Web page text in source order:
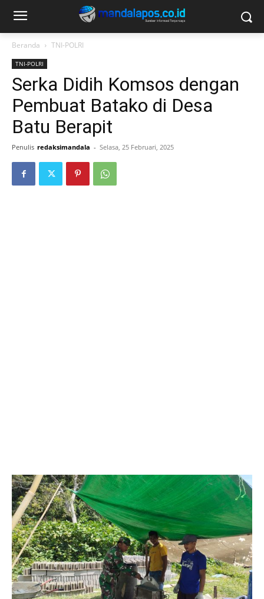
Beranda TNI-POLRI
TNI-POLRI
Serka Didih Komsos dengan
Pembuat Batako di Desa
Batu Berapit
Penulis redaksimandala - Selasa, 25 Februari, 2025